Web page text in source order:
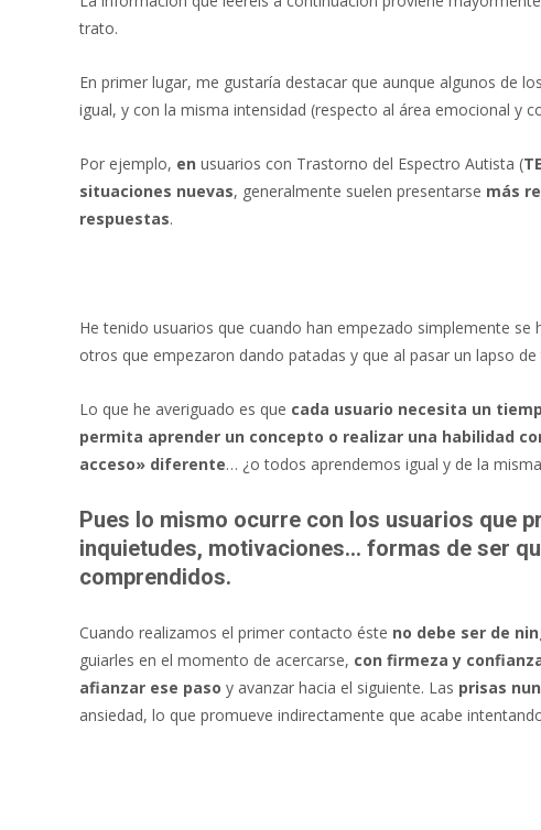
e
o
o
k
ittat
A
p
p
trato.
En primer lugar, me gustaría destacar que aunque algunos de
igual, y con la misma intensidad (respecto al área emocional y
Por ejemplo, en usuarios con Trastorno del Espectro Autista (
situaciones nuevas, generalmente suelen presentarse más
respuestas.
He tenido usuarios que cuando han empezado simplemente
otros que empezaron dando patadas y que al pasar un lapso
Lo que he averiguado es que cada usuario necesita un
permita aprender un concepto o realizar una habilidad
acceso» diferente… ¿o todos aprendemos igual y de la
Pues lo mismo ocurre con los usuarios que
inquietudes, motivaciones… formas de ser
comprendidos.
Cuando realizamos el primer contacto éste no debe ser de
guiarles en el momento de acercarse, con firmeza y
afianzar ese paso y avanzar hacia el siguiente. Las prisas
ansiedad, lo que promueve indirectamente que acabe